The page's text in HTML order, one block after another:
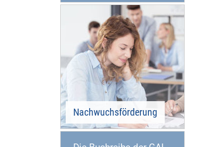
Nachwuchsförderung